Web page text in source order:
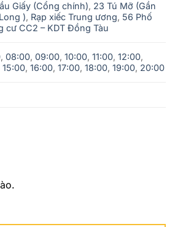
Giấy (Cổng chính), 23 Tú Mỡ (Gần
), Rạp xiếc Trung ương, 56 Phố
cư CC2 – KDT Đồng Tàu
,08:00,09:00,10:00,11:00,12:00,
15:00,16:00,17:00,18:00,19:00, 20:00